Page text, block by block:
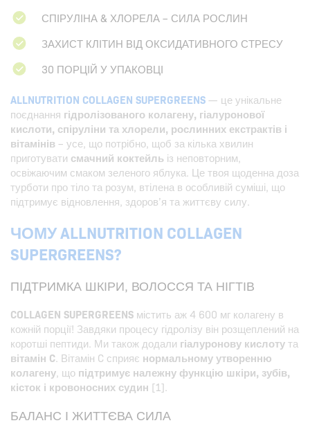
СПІРУЛІНА & ХЛОРЕЛА – СИЛА РОСЛИН
ЗАХИСТ КЛІТИН ВІД ОКСИДАТИВНОГО СТРЕСУ
30 ПОРЦІЙ У УПАКОВЦІ
ALLNUTRITION COLLAGEN SUPERGREENS— це унікальне
поєднання гідролізованого колагену, гіалуронової
кислоти, спіруліни та хлорели, рослинних екстрактів і
вітамінів– усе, що потрібно, щоб за кілька хвилин
приготувати смачний коктейль із неповторним,
освіжаючим смаком зеленого яблука. Це твоя щоденна доза
турботи про тіло та розум, втілена в особливій суміші, що
підтримує відновлення, здоров’я та життєву силу.
ЧОМУ ALLNUTRITION COLLAGEN
SUPERGREENS?
ПІДТРИМКА ШКІРИ, ВОЛОССЯ ТА НІГТІВ
COLLAGEN SUPERGREENS містить аж 4 600 мг колагену в
кожній порції! Завдяки процесу гідролізу він розщеплений на
коротші пептиди. Ми також додали гіалуронову кислотута
вітамін C. Вітамін C сприяє нормальному утворенню
колагену, що підтримує належну функцію шкіри, зубів,
кісток і кровоносних судин [1].
БАЛАНС І ЖИТТЄВА СИЛА